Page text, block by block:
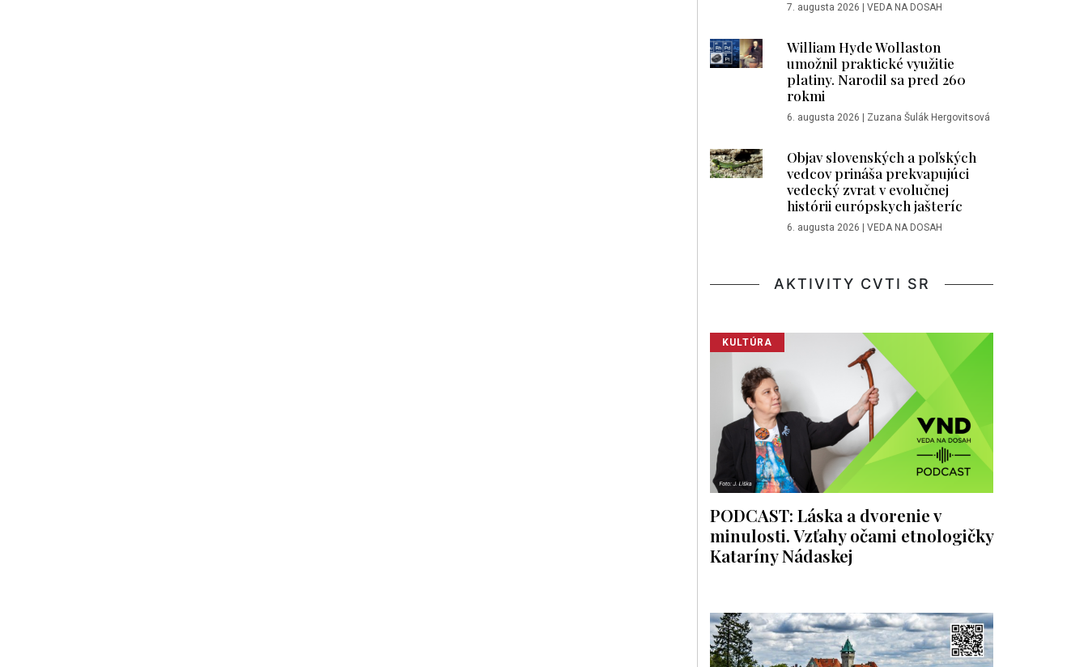
7. augusta 2026 | VEDA NA DOSAH
William Hyde Wollaston
umožnil praktické využitie
platiny. Narodil sa pred 260
rokmi
6. augusta 2026 | Zuzana Šulák Hergovitsová
Objav slovenských a poľských
vedcov prináša prekvapujúci
vedecký zvrat v evolučnej
histórii európskych jašteríc
6. augusta 2026 | VEDA NA DOSAH
AKTIVITY CVTI SR
KULTÚRA
PODCAST: Láska a dvorenie v
minulosti. Vzťahy očami etnologičky
Kataríny Nádaskej